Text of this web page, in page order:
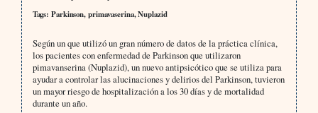
Tags: Parkinson, primavaserina, Nuplazid
Según un que utilizó un gran número de datos de la práctica clínica,
los pacientes con enfermedad de Parkinson que utilizaron
pimavanserina (Nuplazid), un nuevo antipsicótico que se utiliza para
ayudar a controlar las alucinaciones y delirios del Parkinson, tuvieron
un mayor riesgo de hospitalización a los 30 días y de mortalidad
durante un año.